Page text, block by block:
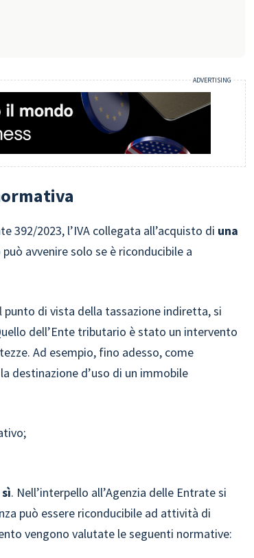
392/2023, l’IVA collegata all’acquisto di una
può avveniresolo se è riconducibile a
di vista della tassazione indiretta, si
dell’Ente tributario è stato un intervento
Ad esempio, fino adesso, come
destinazione d’uso di un immobile
. Nell’interpello all’Agenzia delle Entrate si
può essere riconducibile ad attività di
vengono valutate le seguenti normative: